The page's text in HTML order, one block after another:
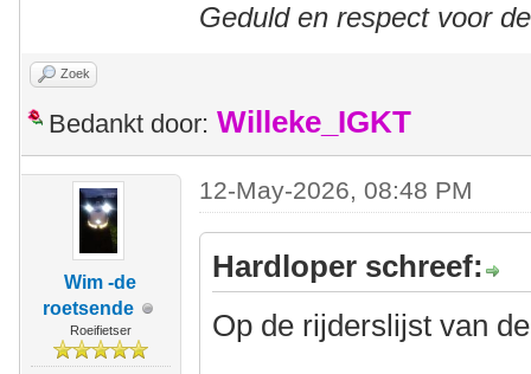
Geduld en respect voor
Zoek
Bedankt door: Willeke_IGKT
Wim -de
roetsende
Roeifietser
12-May-2026, 08:48 PM
Hardloper schreef:
Op de rijderslijst van